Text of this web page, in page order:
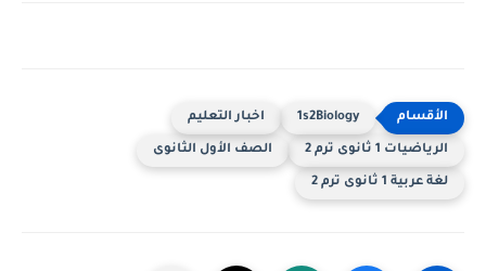
1s2Biology اخبار التعليم
الرياضيات 1 ثانوى ترم 2 الصف الأول الثانوى
لغة عربية 1 ثانوى ترم 2